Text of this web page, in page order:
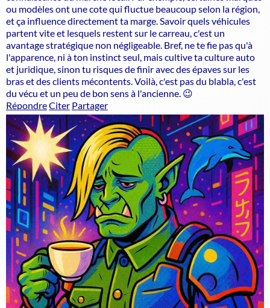
ou modèles ont une cote qui fluctue beaucoup selon la région,
et ça influence directement ta marge. Savoir quels véhicules
partent vite et lesquels restent sur le carreau, c'est un
avantage stratégique non négligeable. Bref, ne te fie pas qu'à
l'apparence, ni à ton instinct seul, mais cultive ta culture auto
et juridique, sinon tu risques de finir avec des épaves sur les
bras et des clients mécontents. Voilà, c'est pas du blabla, c'est
du vécu et un peu de bon sens à l'ancienne. 😉
RépondreCiter Partager